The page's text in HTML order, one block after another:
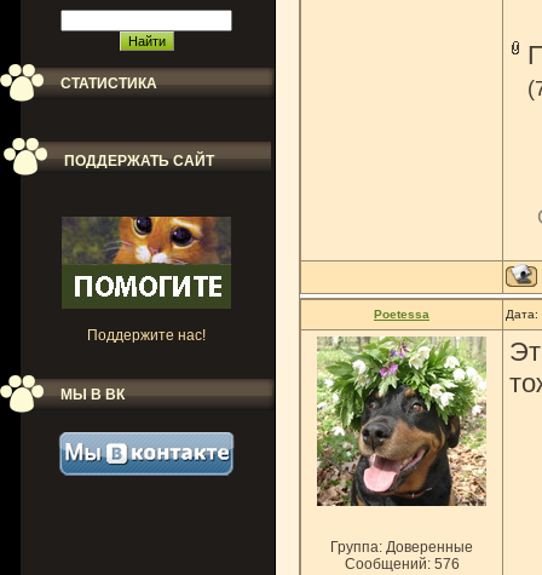
СТАТИСТИКА
ПОДДЕРЖАТЬ САЙТ
Поддержите нас!
МЫ В ВК
Poetessa Дата:
Группа: Доверенные
Сообщений: 576